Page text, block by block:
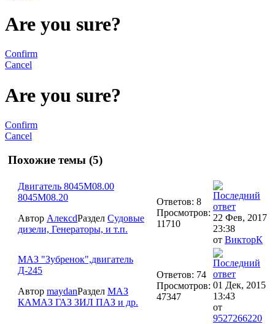
Are you sure?
Confirm
Cancel
Are you sure?
Confirm
Cancel
Похожие темы (5)
Двигатель 8045M08.00
8045M08.20
Автор АлексdРаздел Судовые
дизели, Генераторы, и т.п.
Ответов: 8
Просмотров:
11710
22 Фев, 2017
23:38
от ВикторК
МАЗ "Зубренок",двигатель
Д-245
Автор maydanРаздел МАЗ
КАМАЗ ГАЗ ЗИЛ ПАЗ и др.
Ответов: 74
Просмотров:
47347
01 Дек, 2015
13:43
от
9527266220